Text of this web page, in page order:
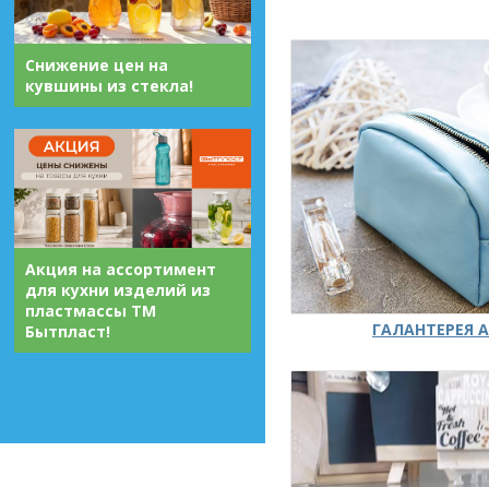
Снижение цен на
кувшины из стекла!
Акция на ассортимент
для кухни изделий из
пластмассы ТМ
Бытпласт!
ГАЛАНТЕРЕЯ